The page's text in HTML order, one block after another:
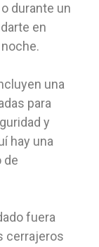
durante un
en
una
para
y
hay una
de
fuera
cerrajeros